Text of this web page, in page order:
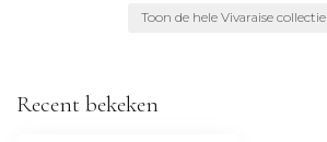
Toon de hele Vivaraise collectie
Recent bekeken